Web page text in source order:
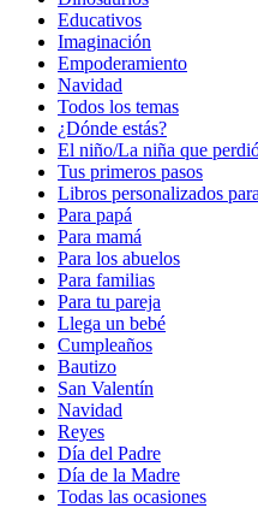
Educativos
Imaginación
Empoderamiento
Navidad
Todos los temas
¿Dónde estás?
El niño/La niña que
Tus primeros pasos
Libros personalizados
Para papá
Para mamá
Para los abuelos
Para familias
Para tu pareja
Llega un bebé
Cumpleaños
Bautizo
San Valentín
Navidad
Reyes
Día del Padre
Día de la Madre
Todas las ocasiones